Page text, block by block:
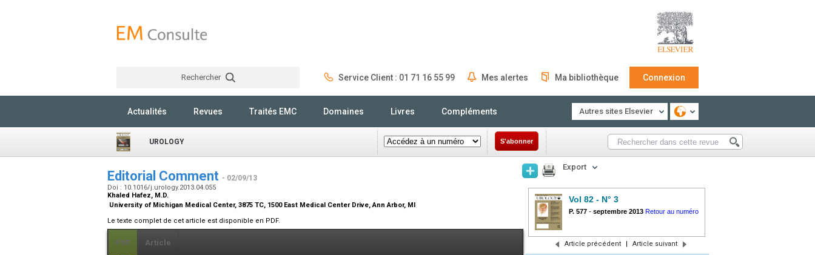
Rechercher Service Client : 01 71 16 55 99 Mes alertes Ma bibliothèque Connexion
Actualités Revues Traités EMC Domaines Livres Compléments Autres sites Elsevier
UROLOGY S'abonner
Editorial Comment - 02/09/13
Doi : 10.1016/j.urology.2013.04.055
Khaled Hafez, M.D.
University of Michigan Medical Center, 3875 TC, 1500 East Medical Center Drive, Ann Arbor, MI
Le texte complet de cet article est disponible en PDF.
PDF Article
Export
Vol 82 - N° 3
P. 577 - septembre 2013 Retour au numéro
Article précédent | Article suivant